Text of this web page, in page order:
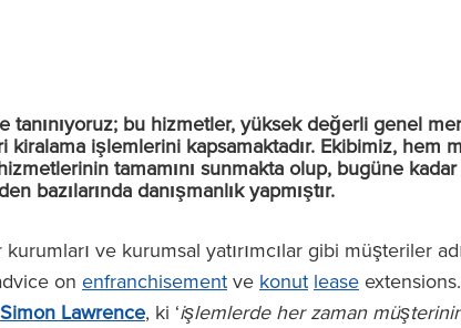
bu hizmetler, yüksek değerli genel
kiralama işlemlerini kapsamaktadır. Ekibimiz, hem
tamamını sunmakta olup, bugüne kadar
bazılarında danışmanlık yapmıştır.
ve kurumsal yatırımcılar gibi müşteriler
on enfranchisement ve konut lease
Simon Lawrence, ki ‘işlemlerde her zaman